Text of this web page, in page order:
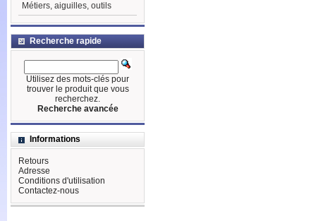
Métiers, aiguilles, outils
Recherche rapide
Utilisez des mots-clés pour
trouver le produit que vous
recherchez.
Recherche avancée
Informations
Retours
Adresse
Conditions d'utilisation
Contactez-nous